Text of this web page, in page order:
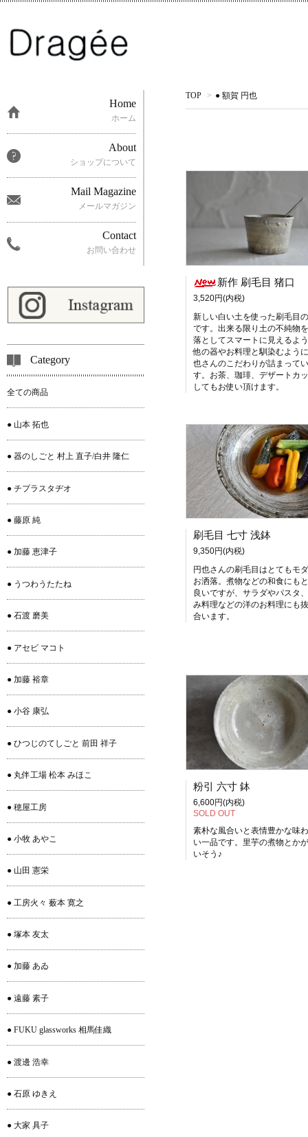
TOP > ● 額賀 円也
新作 刷毛目 猪口
3,520円(内税)
新しい白い土を使った刷毛目
です。出来る限り土の不純物
落としてスマートに見えるよ
他の器やお料理と馴染むよう
也さんのこだわりが詰まって
す。お茶、珈琲、デザートカ
してもお使い頂けます。
刷毛目 七寸 浅鉢
9,350円(内税)
円也さんの刷毛目はとてもモ
お洒落。煮物などの和食にも
良いですが、サラダやパスタ
み料理などの洋のお料理にも
合います。
粉引 六寸 鉢
6,600円(内税)
SOLD OUT
素朴な風合いと表情豊かな味
い一品です。里芋の煮物とか
いそう♪
Home
ホーム
About
ショップについて
Mail Magazine
メールマガジン
Contact
お問い合わせ
Category
全ての商品
● 山本 拓也
● 器のしごと 村上 直子/白井 隆仁
● チプラスタヂオ
● 藤原 純
● 加藤 恵津子
● うつわうたたね
● 石渡 磨美
● アセビ マコト
● 加藤 裕章
● 小谷 康弘
● ひつじのてしごと 前田 祥子
● 丸伴工場 松本 みほこ
● 穂屋工房
● 小牧 あやこ
● 山田 憲栄
● 工房火々 薮本 寛之
● 塚本 友太
● 加藤 あゐ
● 遠藤 素子
● FUKU glassworks 相馬佳織
● 渡邊 浩幸
● 石原 ゆきえ
● 大家 具子